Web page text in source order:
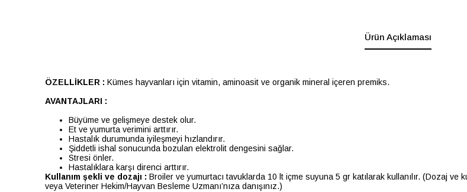
Ürün Açıklaması
ÖZELLİKLER : Kümes hayvanları için vitamin, aminoasit ve organik mineral içeren premiks.
AVANTAJLARI :
Büyüme ve gelişmeye destek olur.
Et ve yumurta verimini arttırır.
Hastalık durumunda iyileşmeyi hızlandırır.
Şiddetli ishal sonucunda bozulan elektrolit dengesini sağlar.
Stresi önler.
Hastalıklara karşı direnci arttırır.
Kullanım şekli ve dozajı : Broiler ve yumurtacı tavuklarda 10 lt içme suyuna 5 gr katılarak kullanılır. (Dozaj ve
veya Veteriner Hekim/Hayvan Besleme Uzmanı’nıza danışınız.)